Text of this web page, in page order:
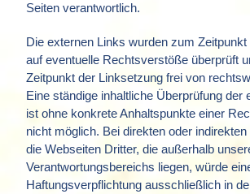
Seiten verantwortlich.
Die externen Links wurden zum
auf eventuelle Rechtsverstöße überprüft
Zeitpunkt der Linksetzung frei von
Eine ständige inhaltliche Überprüfung der
ist ohne konkrete Anhaltspunkte einer
nicht möglich. Bei direkten oder
die Webseiten Dritter, die außerhalb
Verantwortungsbereichs liegen, würde
Haftungsverpflichtung ausschließlich in